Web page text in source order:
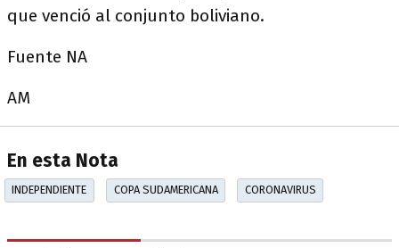
que venció al conjunto boliviano.
Fuente NA
AM
En esta Nota
INDEPENDIENTE COPA SUDAMERICANA CORONAVIRUS